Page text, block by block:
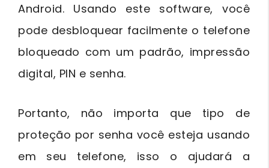
Android. Usando este software, você
pode desbloquear facilmente o telefone
bloqueado com um padrão, impressão
digital, PIN e senha.
Portanto, não importa que tipo de
proteção por senha você esteja usando
em seu telefone, isso o ajudará a